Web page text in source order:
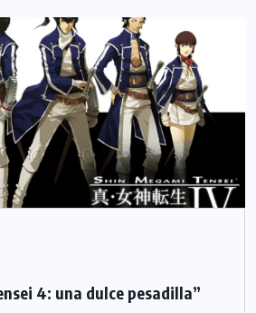
4: una dulce pesadilla”